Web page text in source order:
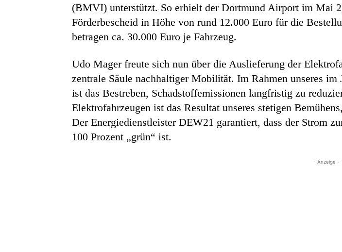
(BMVI) unterstützt. So erhielt der Dortmund Airport im Mai
Förderbescheid in Höhe von rund 12.000 Euro für die
betragen ca. 30.000 Euro je Fahrzeug.
Udo Mager freute sich nun über die Auslieferung der
zentrale Säule nachhaltiger Mobilität. Im Rahmen unseres
ist das Bestreben, Schadstoffemissionen langfristig zu
Elektrofahrzeugen ist das Resultat unseres stetigen
Der Energiedienstleister DEW21 garantiert, dass der Strom
100 Prozent „grün“ ist.
- Anzeige -